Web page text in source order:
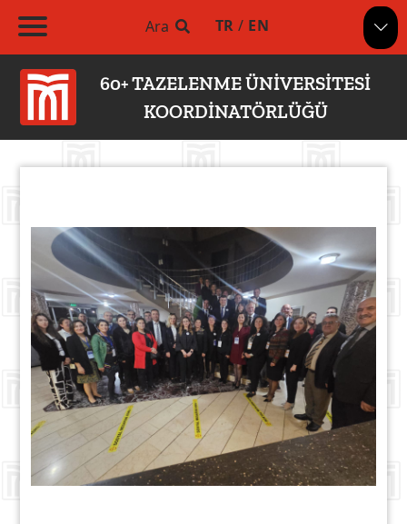
Ara TR / EN
60+ TAZELENME ÜNİVERSİTESİ
KOORDİNATÖRLÜĞÜ